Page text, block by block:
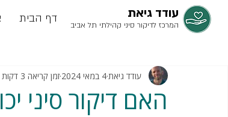
דף הבית עודד גיאת
המרכז לדיקור סיני קהילתי תל אביב
האם דיקור סיני
עודד גיאת 4 במאי 2024 זמן קריאה 3 דקות